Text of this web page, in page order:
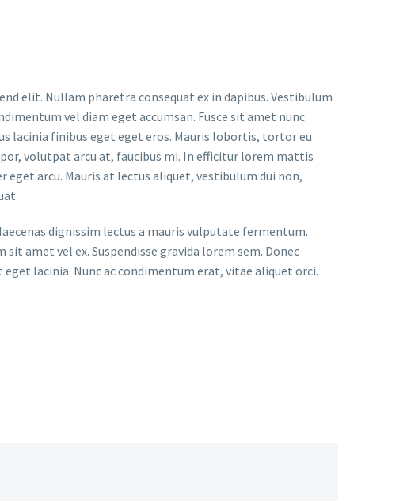
elit. Nullam pharetra consequat ex in dapibus. Vestibulum
vel diam eget accumsan. Fusce sit amet nunc
lacinia finibus eget eget eros. Mauris lobortis, tortor eu
volutpat arcu at, faucibus mi. In efficitur lorem mattis
arcu. Mauris at lectus aliquet, vestibulum dui non,
dignissim lectus a mauris vulputate fermentum.
amet vel ex. Suspendisse gravida lorem sem. Donec
lacinia. Nunc ac condimentum erat, vitae aliquet orci.